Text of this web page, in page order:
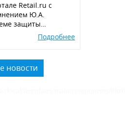
Retail.ru с
Ю.А.
защиты
производства
Подробнее
новости